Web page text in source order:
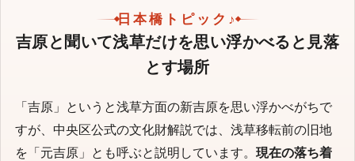
日本橋トピック♪
吉原と聞いて浅草だけを思い浮かべると見落
とす場所
「吉原」というと浅草方面の新吉原を思い浮かべがちで
すが、中央区公式の文化財解説では、浅草移転前の旧地
を「元吉原」とも呼ぶと説明しています。現在の落ち着